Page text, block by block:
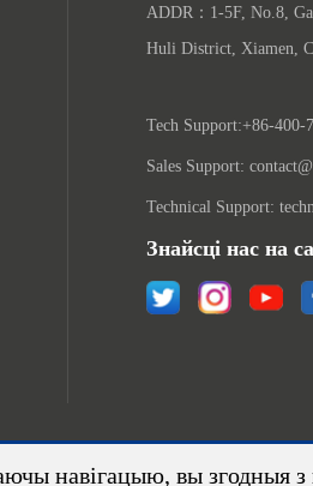
навігацыю, вы згодныя
ADDR：1-5F, No.8,
Huli District, Xiamen,
Tech Support:+86-400-
Sales Support:
Technical Support:
Знайсці нас на